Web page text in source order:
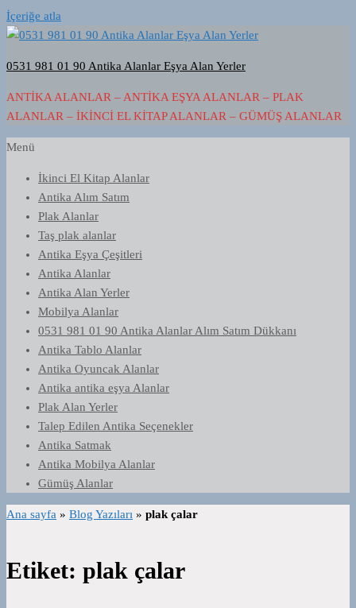
İçeriğe atla
0531 981 01 90 Antika Alanlar Eşya Alan Yerler
ANTIKA ALANLAR – ANTIKA EŞYA ALANLAR – PLAK
ALANLAR – İKINCI EL KITAP ALANLAR – GÜMÜŞ ALANLAR
Menü
İkinci El Kitap Alanlar
Antika Alım Satım
Plak Alanlar
Taş plak alanlar
Antika Eşya Çeşitleri
Antika Alanlar
Antika Alan Yerler
Mobilya Alanlar
0531 981 01 90 Antika Alanlar Alım Satım Dükkanı
Antika Tablo Alanlar
Antika Oyuncak Alanlar
Antika antika eşya Alanlar
Plak Alan Yerler
Talep Edilen Antika Seçenekler
Antika Satmak
Antika Mobilya Alanlar
Gümüş Alanlar
Ana sayfa » Blog Yazıları » plak çalar
Etiket: plak çalar